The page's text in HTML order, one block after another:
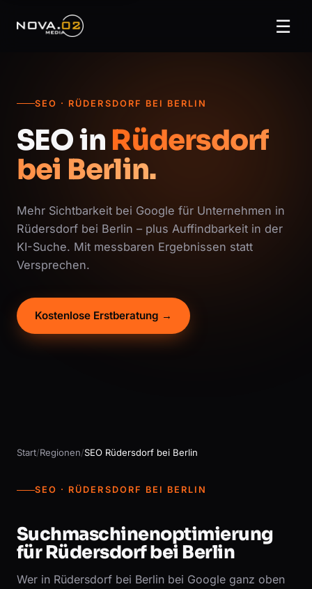
☰
SEO · RÜDERSDORF BEI BERLIN
SEO in Rüdersdorf
bei Berlin.
Mehr Sichtbarkeit bei Google für Unternehmen in
Rüdersdorf bei Berlin – plus Auffindbarkeit in der
KI-Suche. Mit messbaren Ergebnissen statt
Versprechen.
Kostenlose Erstberatung →
Start/Regionen/SEO Rüdersdorf bei Berlin
SEO · RÜDERSDORF BEI BERLIN
Suchmaschinenoptimierung
für Rüdersdorf bei Berlin
Wer in Rüdersdorf bei Berlin bei Google ganz oben